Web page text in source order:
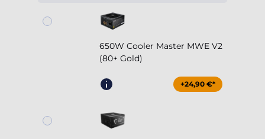
650W Cooler Master MWE V2
(80+ Gold)
+24,90 €*